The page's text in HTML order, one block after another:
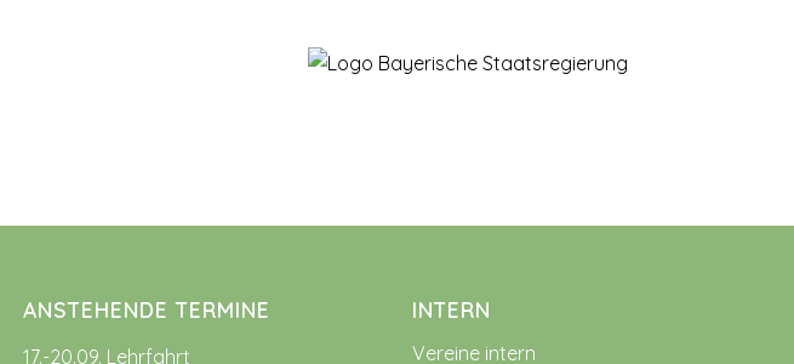
ANSTEHENDE TERMINE
17.-20.09. Lehrfahrt
INTERN
Vereine intern